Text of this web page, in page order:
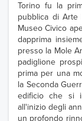
Torino fu la
pubblica di Arte
Museo Civico
dapprima
presso la Mole
padiglione
prima per una
la Seconda
edificio che si
all'inizio degli
un profondo